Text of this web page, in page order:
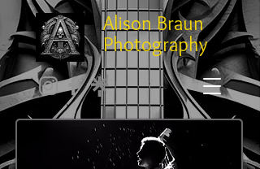
Alison Braun
Photography